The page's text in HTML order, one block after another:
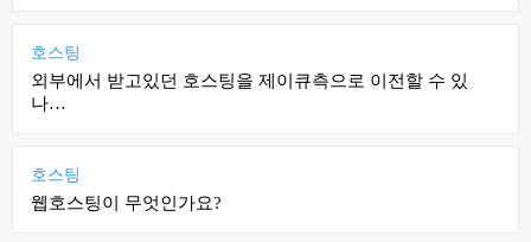
호스팅
외부에서 받고있던 호스팅을 제이큐측으로 이전할 수 있
나…
호스팅
웹호스팅이 무엇인가요?